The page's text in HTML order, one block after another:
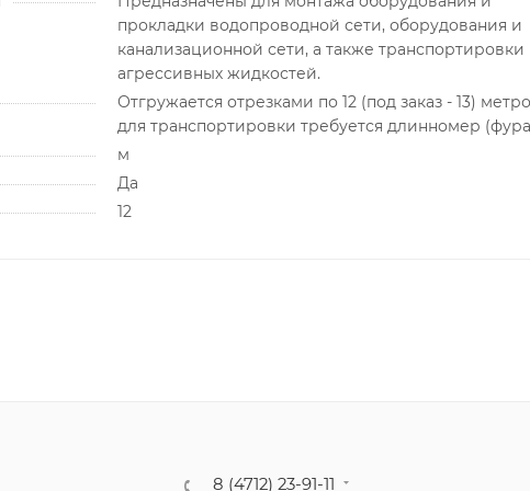
прокладки водопроводной сети, оборудования и
канализационной сети, а также транспортировки
агрессивных жидкостей.
Отгружается отрезками по 12 (под заказ - 13)
для транспортировки требуется длинномер
м
Да
12
8 (4712) 23-91-11